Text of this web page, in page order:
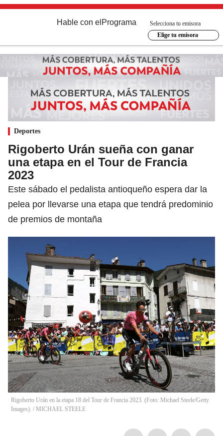
Hable con el Programa
Selecciona tu emisora
Elige tu emisora
Deportes
Rigoberto Urán sueña con ganar
una etapa en el Tour de Francia
2023
Este sábado el pedalista antioqueño espera dar la
pelea por llevarse una etapa que tendrá predominio
de premios de montaña
Rigoberto Urán en la etapa 18 del Tour de Francia 2023. (Foto: Michael Steele/Getty
Images). / MICHAEL STEELE